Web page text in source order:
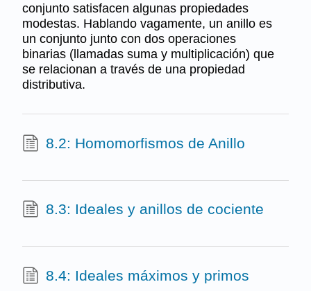
conjunto satisfacen algunas propiedades
modestas. Hablando vagamente, un anillo es
un conjunto junto con dos operaciones
binarias (llamadas suma y multiplicación) que
se relacionan a través de una propiedad
distributiva.
8.2: Homomorfismos de Anillo
8.3: Ideales y anillos de cociente
8.4: Ideales máximos y primos